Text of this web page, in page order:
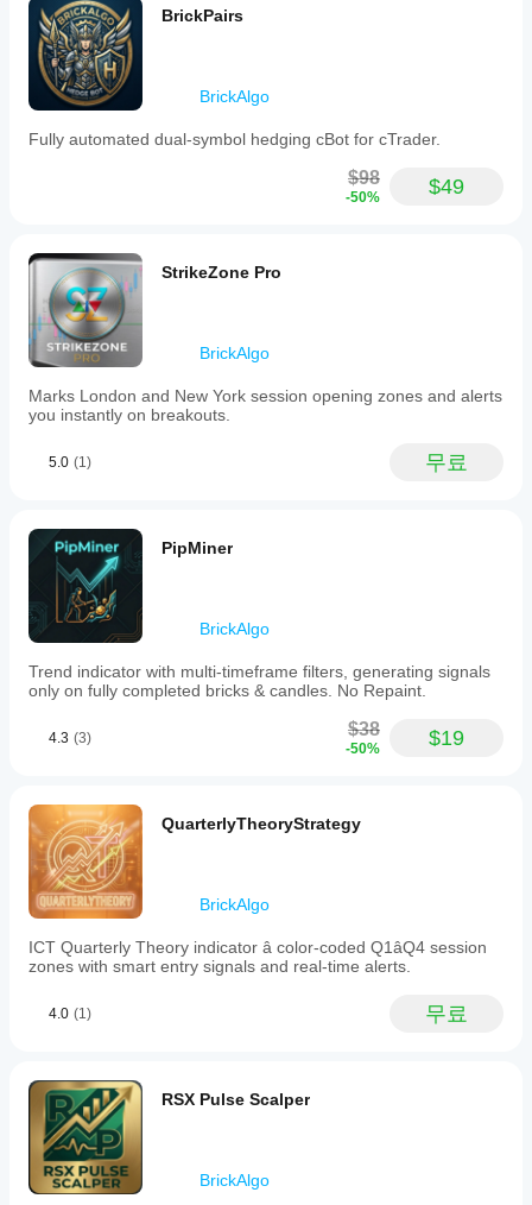
BrickPairs
BrickAlgo
Fully automated dual-symbol hedging cBot for cTrader.
$98
-50% $49
StrikeZone Pro
BrickAlgo
Marks London and New York session opening zones and alerts
you instantly on breakouts.
5.0 (1) 무료
PipMiner
BrickAlgo
Trend indicator with multi-timeframe filters, generating signals
only on fully completed bricks & candles. No Repaint.
4.3 (3) $38
-50% $19
QuarterlyTheoryStrategy
BrickAlgo
ICT Quarterly Theory indicator â color-coded Q1âQ4 session
zones with smart entry signals and real-time alerts.
4.0 (1) 무료
RSX Pulse Scalper
BrickAlgo